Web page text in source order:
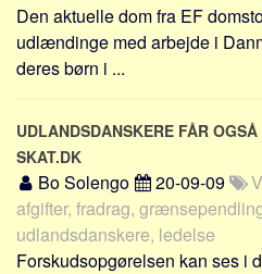
Tyrkiet
Spanien
Sverige
Norge
Thailand
Italien
Den aktuelle dom fra EF
udlændinge med arbejde i
deres børn i ...
UDLANDSDANSKERE FÅR
SKAT.DK
Bo Solengo 20-09-09
afgifter, fradrag,
udlandsdanskere, ledelse
Forskudsopgørelsen kan ses i